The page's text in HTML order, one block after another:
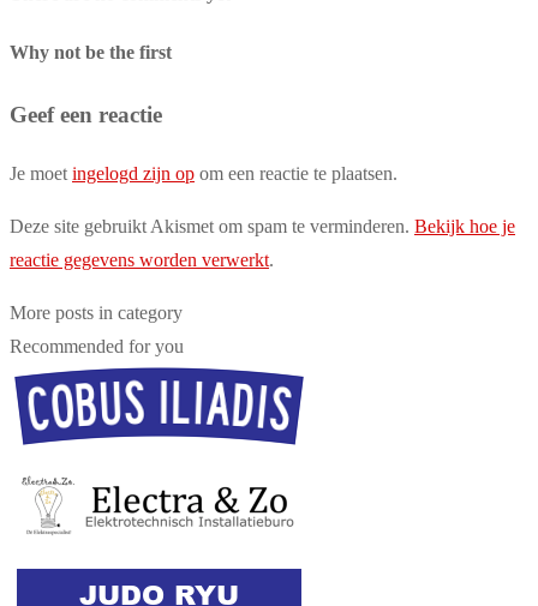
Why not be the first
Geef een reactie
Je moet ingelogd zijn op om een reactie te plaatsen.
Deze site gebruikt Akismet om spam te verminderen. Bekijk hoe je
reactie gegevens worden verwerkt.
More posts in category
Recommended for you